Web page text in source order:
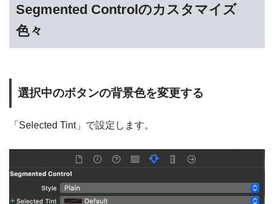
Segmented Controlのカスタマイズ
色々
選択中のボタンの背景色を変更する
「Selected Tint」で設定します。